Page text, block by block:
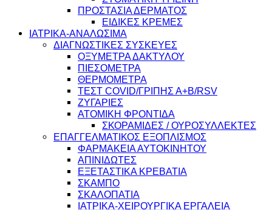
ΠΡΟΣΤΑΣΙΑ ΔΕΡΜΑΤΟΣ
ΕΙΔΙΚΕΣ ΚΡΕΜΕΣ
ΙΑΤΡΙΚΑ-ΑΝΑΛΩΣΙΜΑ
ΔΙΑΓΝΩΣΤΙΚΕΣ ΣΥΣΚΕΥΕΣ
ΟΞΥΜΕΤΡΑ ΔΑΚΤΥΛΟΥ
ΠΙΕΣΟΜΕΤΡΑ
ΘΕΡΜΟΜΕΤΡΑ
ΤΕΣΤ COVID/ΓΡΙΠΗΣ Α+Β/RSV
ΖΥΓΑΡΙΕΣ
ΑΤΟΜΙΚΗ ΦΡΟΝΤΙΔΑ
ΣΚΟΡΑΜΙΔΕΣ / ΟΥΡΟΣΥΛΛΕΚΤΕΣ
ΕΠΑΓΓΕΛΜΑΤΙΚΟΣ ΕΞΟΠΛΙΣΜΟΣ
ΦΑΡΜΑΚΕΙΑ ΑΥΤΟΚΙΝΗΤΟΥ
ΑΠΙΝΙΔΩΤΕΣ
ΕΞΕΤΑΣΤΙΚΑ ΚΡΕΒΑΤΙΑ
ΣΚΑΜΠΟ
ΣΚΑΛΟΠΑΤΙΑ
ΙΑΤΡΙΚΑ-ΧΕΙΡΟΥΡΓΙΚΑ ΕΡΓΑΛΕΙΑ